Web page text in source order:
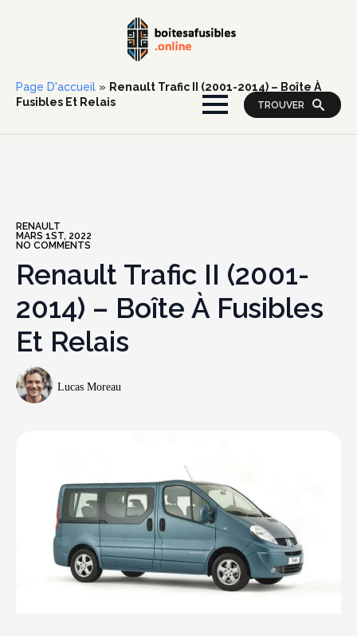
TROUVER
Page D'accueil » Renault Trafic II (2001-2014) – Boîte À
Fusibles Et Relais
RENAULT
MARS 1ST, 2022
NO COMMENTS
Renault Trafic II (2001-
2014) – Boîte À Fusibles
Et Relais
Lucas Moreau